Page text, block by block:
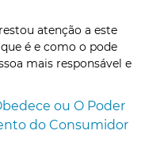
atenção a este
é e como o pode
mais responsável e
ou O Poder
do Consumidor